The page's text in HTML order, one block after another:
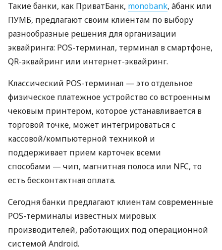
Такие банки, как ПриватБанк, monobank, àбанк или
ПУМБ, предлагают своим клиентам по выбору
разнообразные решения для организации
эквайринга: POS-терминал, терминал в смартфоне,
QR-эквайринг или интернет-эквайринг.
Классический POS-терминал — это отдельное
физическое платежное устройство со встроенным
чековым принтером, которое устанавливается в
торговой точке, может интегрироваться с
кассовой/компьютерной техникой и
поддерживает прием карточек всеми
способами — чип, магнитная полоса или NFC, то
есть бесконтактная оплата.
Сегодня банки предлагают клиентам современные
POS-терминалы известных мировых
производителей, работающих под операционной
системой Android.